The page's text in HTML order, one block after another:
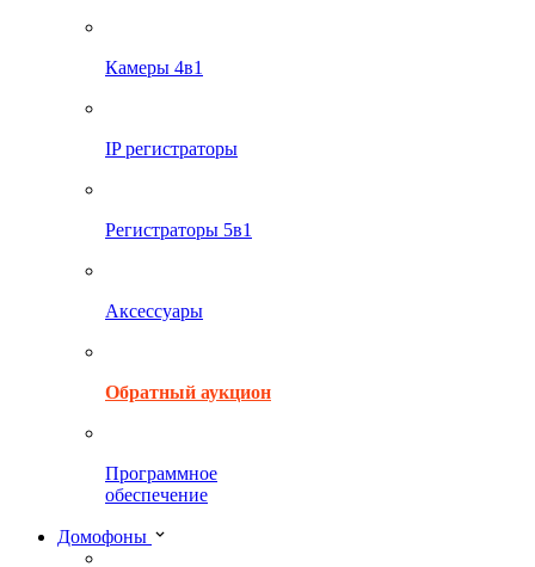
Камеры 4в1
IP регистраторы
Регистраторы 5в1
Аксессуары
Обратный аукцион
Программное
обеспечение
Домофоны